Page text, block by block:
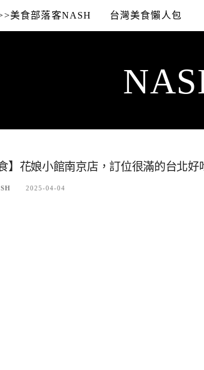
美食部落客NASH 台灣美食懶人包
】花娘小館南京店，訂位很滿的台北好
2025-04-04